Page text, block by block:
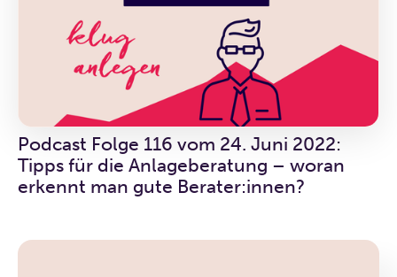
Podcast Folge 116 vom 24. Juni 2022:
Tipps für die Anlageberatung – woran
erkennt man gute Berater:innen?